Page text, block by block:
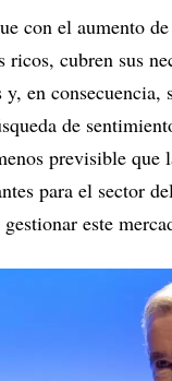
con el aumento
cubren sus
en consecuencia,
de
previsible que
para el sector
este